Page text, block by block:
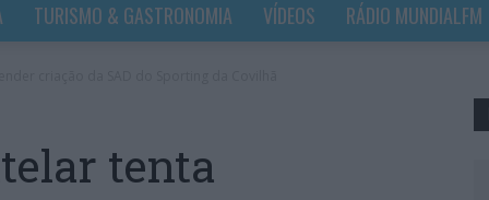
TURISMO & GASTRONOMIA VÍDEOS RÁDIO MUNDIALFM
tenta